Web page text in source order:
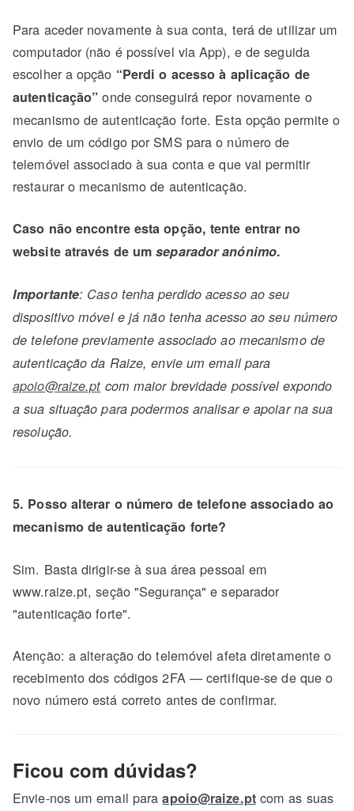
Para aceder novamente à sua conta, terá de utilizar um
computador (não é possível via App), e de seguida
escolher a opção “Perdi o acesso à aplicação de
autenticação” onde conseguirá repor novamente o
mecanismo de autenticação forte. Esta opção permite o
envio de um código por SMS para o número de
telemóvel associado à sua conta e que vai permitir
restaurar o mecanismo de autenticação.
Caso não encontre esta opção, tente entrar no
website através de umseparador anónimo.
Importante: Caso tenha perdido acesso ao seu
dispositivo móvel e já não tenha acesso ao seu número
de telefone previamente associado ao mecanismo de
autenticação da Raize, envie um email para
apoio@raize.pt com maior brevidade possível expondo
a sua situação para podermos analisar e apoiar na sua
resolução.
5. Posso alterar o número de telefone associado ao
mecanismo de autenticação forte?
Sim. Basta dirigir-se à sua área pessoal em
www.raize.pt, seção "Segurança" e separador
"autenticação forte".
Atenção: a alteração do telemóvel afeta diretamente o
recebimento dos códigos 2FA — certifique-se de que o
novo número está correto antes de confirmar.
Ficou com dúvidas?
Envie-nos um email paraapoio@raize.ptcom as suas